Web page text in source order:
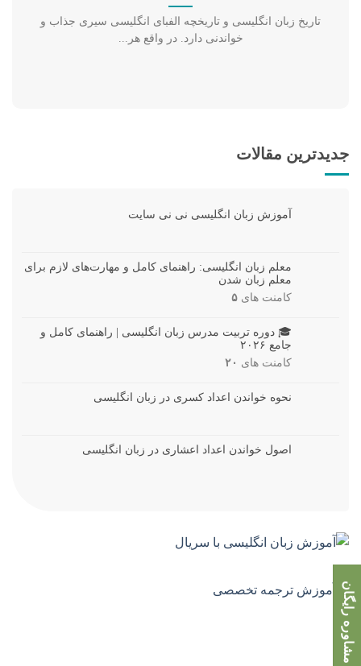
جدیدترین مقالات
آموزش زبان انگلیسی نی نی سایت
معلم زبان انگلیسی: راهنمای کامل و مهارت‌های لازم برای
معلم زبان شدن
کامنت های ۵
🎓 دوره تربیت مدرس زبان انگلیسی | راهنمای کامل و
جامع ۲۰۲۶
کامنت های ۲۰
نحوه خواندن اعداد کسری در زبان انگلیسی
اصول خواندن اعداد اعشاری در زبان انگلیسی
تاریخ زبان انگلیسی و تاریخچه الفبای انگلیسی سیری جذاب و
خواندنی دارد. در واقع هر...
مشاوره رایگان